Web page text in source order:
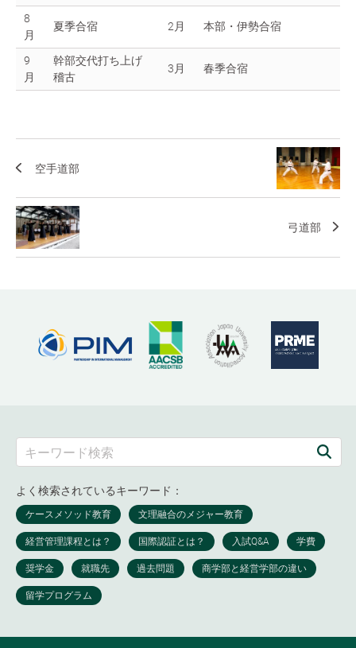
8
月
夏季合宿 2月 本部・伊勢合宿
9
月
幹部交代打ち上げ
稽古
3月 春季合宿
空手道部
弓道部
よく検索されているキーワード：